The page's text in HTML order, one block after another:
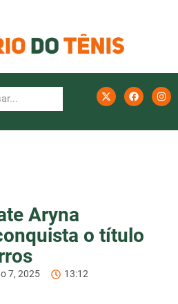
Aryna
o título
7, 2025
13:12